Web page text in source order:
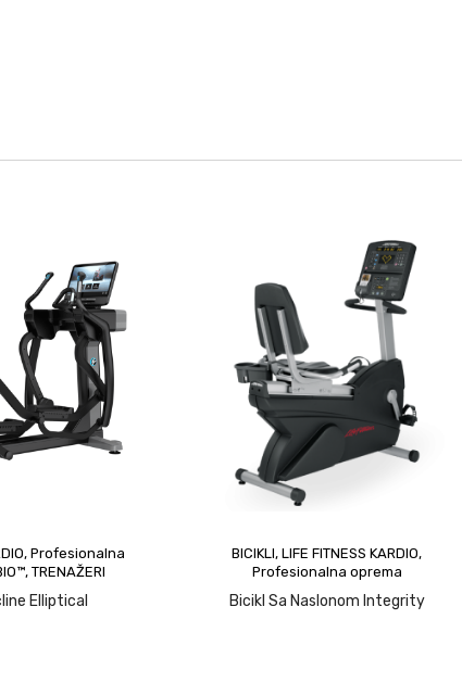
, Profesionalna
, TRENAŽERI
Elliptical
BICIKLI, LIFE FITNESS KARDIO,
Profesionalna oprema
Bicikl Sa Naslonom Integrity